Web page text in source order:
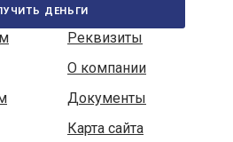
деньги
Реквизиты
О компании
Документы
Карта сайта